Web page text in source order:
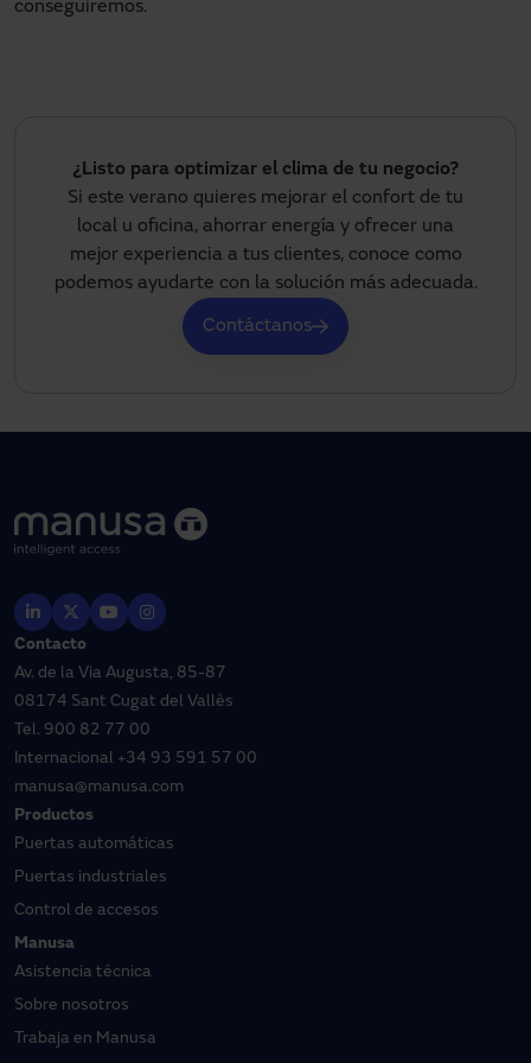
conseguiremos.
¿Listo para optimizar el clima de tu negocio?
Si este verano quieres mejorar el confort de tu
local u oficina, ahorrar energía y ofrecer una
mejor experiencia a tus clientes, conoce como
podemos ayudarte con la solución más adecuada.
Contáctanos
Contacto
Av. de la Via Augusta, 85-87
08174 Sant Cugat del Vallès
Tel. 900 82 77 00
Internacional +34 93 591 57 00
manusa@manusa.com
Productos
Puertas automáticas
Puertas industriales
Control de accesos
Manusa
Asistencia técnica
Sobre nosotros
Trabaja en Manusa